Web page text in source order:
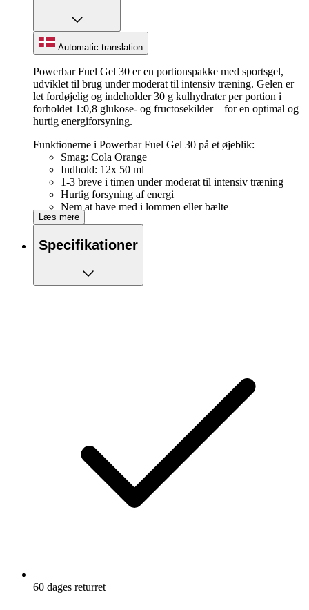
Automatic translation
Powerbar Fuel Gel 30 er en portionspakke med sportsgel,
udviklet til brug under moderat til intensiv træning. Gelen er
let fordøjelig og indeholder 30 g kulhydrater per portion i
forholdet 1:0,8 glukose- og fructosekilder – for en optimal og
hurtig energiforsyning.
Funktionerne i Powerbar Fuel Gel 30 på et øjeblik:
Smag: Cola Orange
Indhold: 12x 50 ml
1-3 breve i timen under moderat til intensiv træning
Hurtig forsyning af energi
Nem at have med i lommen eller bælte
Hurtig at åbne ved at rive toppen af
Energi kJ (kcal) 516 (122)
Kulhydrater
Læs mere
Specifikationer
60 dages returret